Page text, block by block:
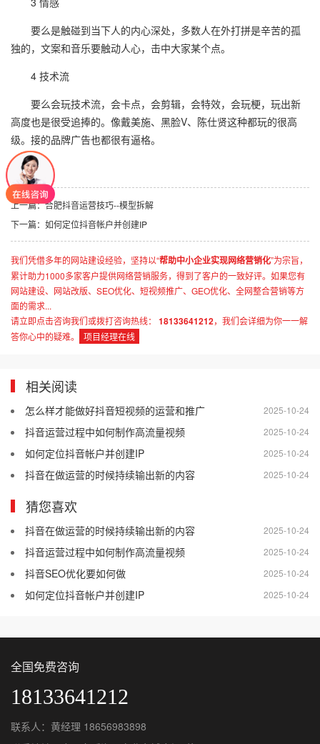
要么是触碰到当下人的内心深处，多数人在外打拼是辛苦的孤
独的，文案和音乐要触动人心，击中大家某个点。
4 技术流
要么会玩技术流，会卡点，会剪辑，会特效，会玩梗，玩出新
高度也是很受追捧的。像戴美施、黑脸V、陈仕贤这种都玩的很高
级。接的品牌广告也都很有逼格。
上一篇：合肥抖音运营技巧--模型拆解
下一篇： 如何定位抖音帐户并创建IP
我们凭借多年的网站建设经验，坚持以“帮助中小企业实现网络营销化”为宗旨，
累计助力1000多家客户提供网络营销服务，得到了客户的一致好评。如果您有
网站建设、网站改版、SEO优化、短视频推广、GEO优化、全网整合营销等方
面的需求...
请立即点击咨询我们或拨打咨询热线：
18133641212，我们会详细为你一一解
答你心中的疑难。
项目经理在线
相关阅读
2025-10-24
怎么样才能做好抖音短视频的运营和推广
2025-10-24
抖音运营过程中如何制作高流量视频
2025-10-24
如何定位抖音帐户并创建IP
2025-10-24
抖音在做运营的时候持续输出新的内容
猜您喜欢
2025-10-24
抖音在做运营的时候持续输出新的内容
2025-10-24
抖音运营过程中如何制作高流量视频
2025-10-24
抖音SEO优化要如何做
2025-10-24
如何定位抖音帐户并创建IP
全国免费咨询
18133641212
联系人：黄经理 18656983898